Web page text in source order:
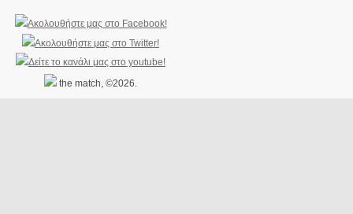
the match, ©2026.